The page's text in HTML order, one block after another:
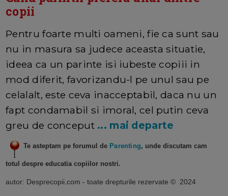
copii
Pentru foarte multi oameni, fie ca sunt sau
nu in masura sa judece aceasta situatie,
ideea ca un parinte isi iubeste copiii in
mod diferit, favorizandu-l pe unul sau pe
celalalt, este ceva inacceptabil, daca nu un
fapt condamabil si imoral, cel putin ceva
greu de conceput ... mai departe
Te asteptam pe forumul de Parenting, unde discutam cam
totul despre educatia copiilor nostri.
autor: Desprecopii.com - toate drepturile rezervate © 2024